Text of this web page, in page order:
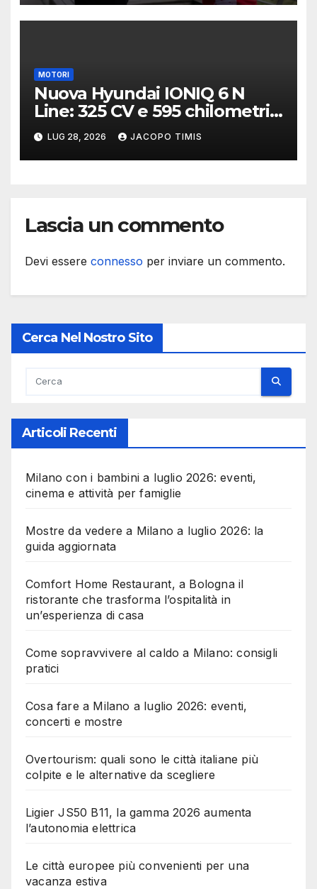
MOTORI
Nuova Hyundai IONIQ 6 N
Line: 325 CV e 595 chilometri
di autonomia
LUG 28, 2026 JACOPO TIMIS
Lascia un commento
Devi essere connesso per inviare un commento.
Cerca Nel Nostro Sito
Articoli Recenti
Milano con i bambini a luglio 2026: eventi,
cinema e attività per famiglie
Mostre da vedere a Milano a luglio 2026: la
guida aggiornata
Comfort Home Restaurant, a Bologna il
ristorante che trasforma l’ospitalità in
un’esperienza di casa
Come sopravvivere al caldo a Milano: consigli
pratici
Cosa fare a Milano a luglio 2026: eventi,
concerti e mostre
Overtourism: quali sono le città italiane più
colpite e le alternative da scegliere
Ligier JS50 B11, la gamma 2026 aumenta
l’autonomia elettrica
Le città europee più convenienti per una
vacanza estiva